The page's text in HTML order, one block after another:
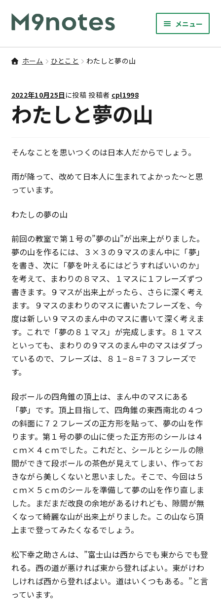
ナ
ビ
ゲ
ー
ン
へ
ス
ッ
コ
ン
テ
ン
ス
キ
ッ
メニュー
9マスノート
サ
開
研修
を
お問い合わせ
アカウント
ご利用案内
特定商取引法に基づく表記
プライバシーポリシー
ホーム ひとこと わたしと夢の山
2022年10月25日 に投稿 投稿者 cpl1998
わたしと夢の山
そんなことを思いつくのは日本人だからでしょう。
雨が降って、改めて日本人に生まれてよかった〜と思
っています。
わたしの夢の山
前回の教室で第１号の”夢の山”が出来上がりました。
夢の山を作るには、３×３の９マスのまん中に「夢」
を書き、次に「夢を叶えるにはどうすればいいのか」
を考えて、まわりの８マス、１マスに１フレーズずつ
書きます。９マスが出来上がったら、さらに深く考え
ます。９マスのまわりのマスに書いたフレーズを、今
度は新しい９マスのまん中のマスに書いて深く考えま
す。これで「夢の８１マス」が完成します。８１マス
といっても、まわりの９マスのまん中のマスはダブっ
ているので、フレーズは、８１−８=７３フレーズで
す。
段ボールの四角錐の頂上は、まん中のマスにある
「夢」です。頂上目指して、四角錐の東西南北の４つ
の斜面に７２フレーズの正方形を貼って、夢の山を作
ります。第１号の夢の山に使った正方形のシールは４
ｃｍ×４ｃｍでした。これだと、シールとシールの隙
間ができて段ボールの茶色が見えてしまい、作ってお
きながら美しくないと思いました。そこで、今回は５
ｃｍ×５ｃｍのシールを準備して夢の山を作り直しま
した。まだまだ改良の余地があるけれども、隙間が無
くなって綺麗な山が出来上がりました。この山なら頂
上まで登ってみたくなるでしょう。
松下幸之助さんは、”富士山は西からでも東からでも登
れる。西の道が悪ければ東から登ればよい。東がけわ
しければ西から登ればよい。道はいくつもある。”と言
っています。